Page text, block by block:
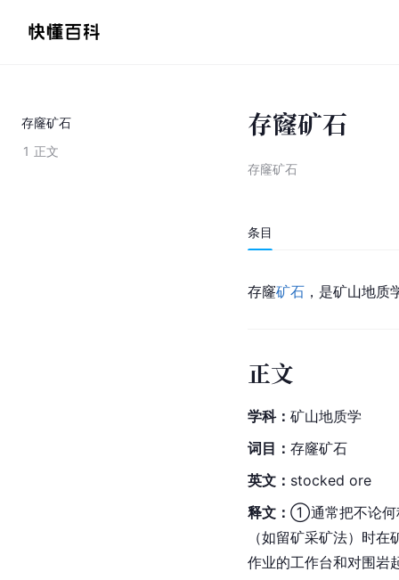
存窿矿石
1 正文
存窿矿石
存窿矿石
条目
存窿矿石 ，是矿山地质
正文
学科： 矿山地质学
词目： 存窿矿石
英文： stocked ore
释文：①通常把不论何
（如留矿采矿法）时
作业的工作台和对围岩